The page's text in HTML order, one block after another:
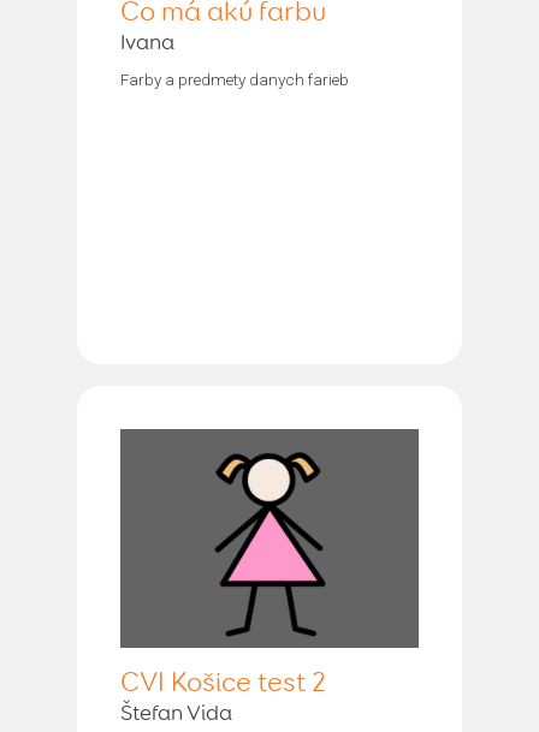
Čo má akú farbu
Ivana
Farby a predmety danych farieb
CVI Košice test 2
Štefan Vida